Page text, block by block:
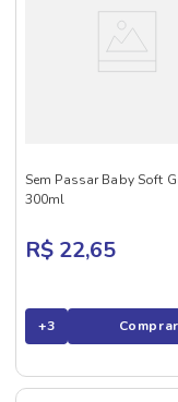
Sem Passar Baby Soft
300ml
R$ 22,65
+3 Comprar